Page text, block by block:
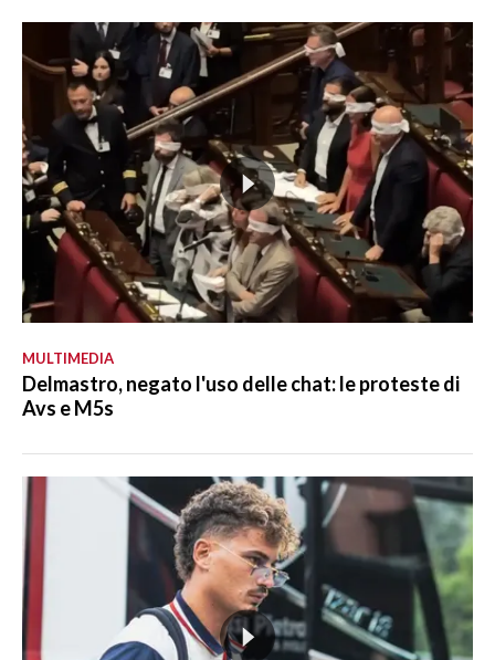
MULTIMEDIA
Delmastro, negato l'uso delle chat: le proteste di
Avs e M5s